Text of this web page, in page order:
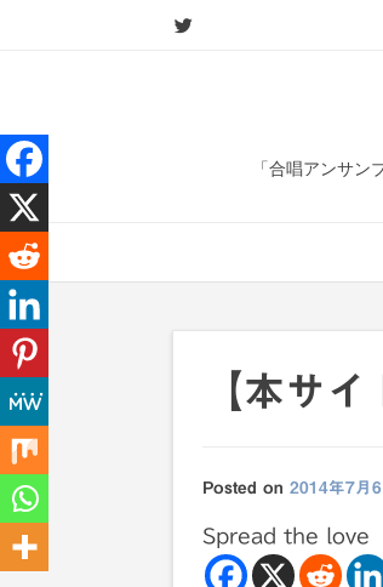
「合唱アンサ
【本サ
Posted on 2014年7月6
Spread the love